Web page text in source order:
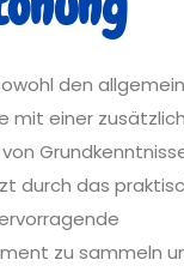
den
mit einer
durch das
zu sammeln